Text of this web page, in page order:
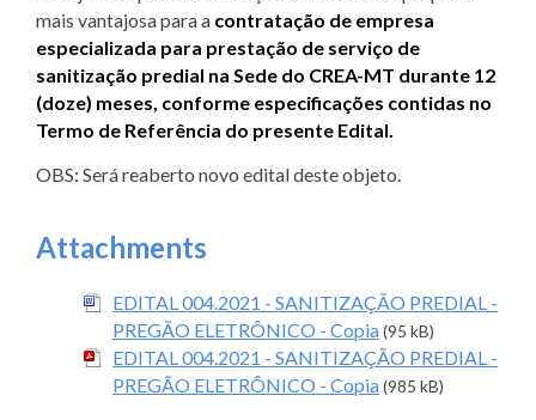
mais vantajosa para a contratação de empresa
especializada para prestação de serviço de
sanitização predial na Sede do CREA-MT durante 12
(doze) meses, conforme especificações contidas no
Termo de Referência do presente Edital.
OBS: Será reaberto novo edital deste objeto.
Attachments
EDITAL 004.2021 - SANITIZAÇÃO PREDIAL -
PREGÃO ELETRÔNICO - Copia(95 kB)
EDITAL 004.2021 - SANITIZAÇÃO PREDIAL -
PREGÃO ELETRÔNICO - Copia(985 kB)